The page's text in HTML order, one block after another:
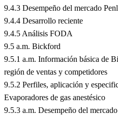
9.4.3 Desempeño del mercado
9.4.4 Desarrollo reciente
9.4.5 Análisis FODA
9.5 a.m. Bickford
9.5.1 a.m. Información básica de
región de ventas y competidores
9.5.2 Perfiles, aplicación y
Evaporadores de gas anestésico
9.5.3 a.m. Desempeño del